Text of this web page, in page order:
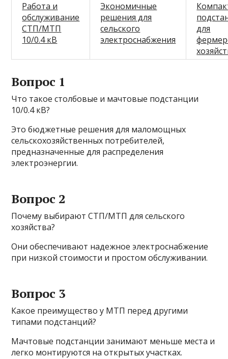
Работа и
обслуживание
СТП/МТП
10/0.4 кВ
Экономичные
решения для
сельского
электроснабжения
для
Вопрос 1
Что такое столбовые и мачтовые подстанции
10/0.4 кВ?
Это бюджетные решения для маломощных
сельскохозяйственных потребителей,
предназначенные для распределения
электроэнергии.
Вопрос 2
Почему выбирают СТП/МТП для сельского
хозяйства?
Они обеспечивают надежное электроснабжение
при низкой стоимости и простом обслуживании.
Вопрос 3
Какое преимущество у МТП перед другими
типами подстанций?
Мачтовые подстанции занимают меньше места и
легко монтируются на открытых участках.